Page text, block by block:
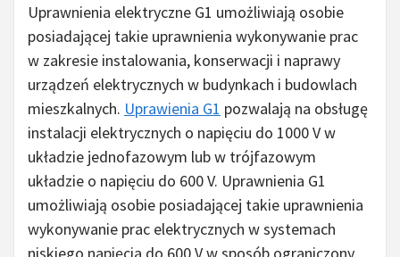
Uprawnienia elektryczne G1 umożliwiają osobie
posiadającej takie uprawnienia wykonywanie prac
w zakresie instalowania, konserwacji i naprawy
urządzeń elektrycznych w budynkach i budowlach
mieszkalnych. Uprawienia G1 pozwalają na obsługę
instalacji elektrycznych o napięciu do 1000 V w
układzie jednofazowym lub w trójfazowym
układzie o napięciu do 600 V. Uprawnienia G1
umożliwiają osobie posiadającej takie uprawnienia
wykonywanie prac elektrycznych w systemach
niskiego napięcia do 600 V w sposób ograniczony